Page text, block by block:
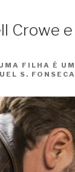
Crowe
FILHA É
S. FONSECA